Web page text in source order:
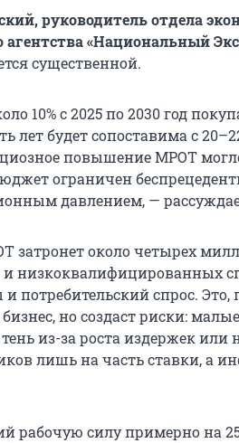
руководитель отдела
агентства «Национальный
существенной.
10% с 2025 по 2030 год
лет будет сопоставима с
повышение МРОТ
ограничен
давлением, —
затронет около четырех
низкоквалифицированных
потребительский спрос. Это,
но создаст риски:
из-за роста издержек или
лишь на часть ставки, а
рабочую силу примерно на